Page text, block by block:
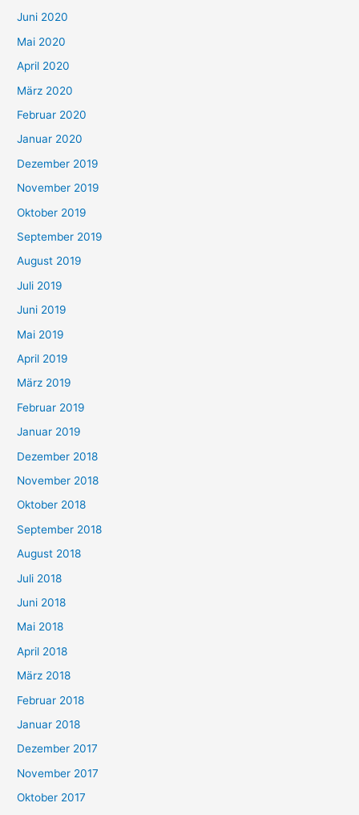
Juni 2020
Mai 2020
April 2020
März 2020
Februar 2020
Januar 2020
Dezember 2019
November 2019
Oktober 2019
September 2019
August 2019
Juli 2019
Juni 2019
Mai 2019
April 2019
März 2019
Februar 2019
Januar 2019
Dezember 2018
November 2018
Oktober 2018
September 2018
August 2018
Juli 2018
Juni 2018
Mai 2018
April 2018
März 2018
Februar 2018
Januar 2018
Dezember 2017
November 2017
Oktober 2017